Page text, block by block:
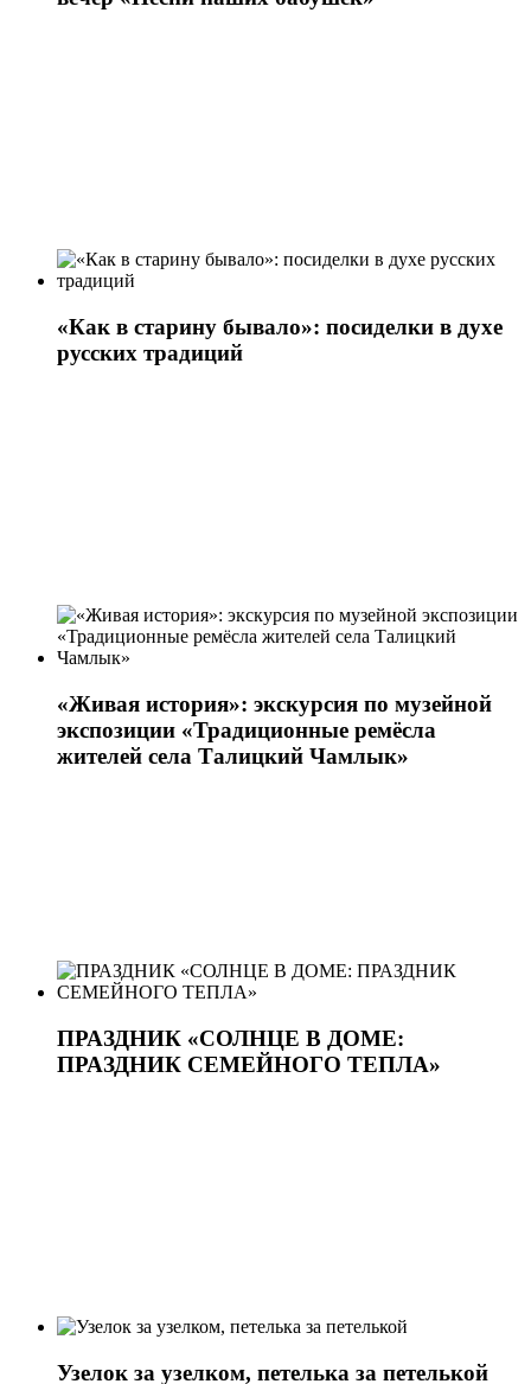
«Как в старину бывало»: посиделки в духе
русских традиций
«Живая история»: экскурсия по музейной
экспозиции «Традиционные ремёсла
жителей села Талицкий Чамлык»
ПРАЗДНИК «СОЛНЦЕ В ДОМЕ:
ПРАЗДНИК СЕМЕЙНОГО ТЕПЛА»
Узелок за узелком, петелька за петелькой